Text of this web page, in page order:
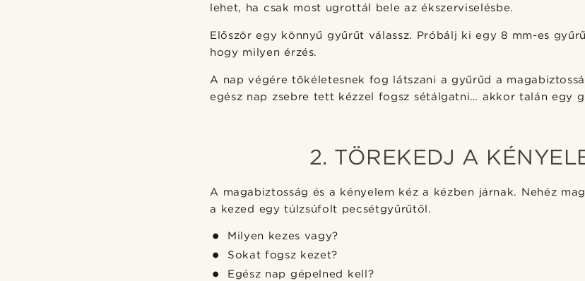
lehet, ha csak most ugrottál bele az ékszerviselésbe.
Először egy könnyű gyűrűt válassz. Próbálj ki egy 8 mm-es
hogy milyen érzés.
A nap végére tökéletesnek fog látszani a gyűrűd a
egész nap zsebre tett kézzel fogsz sétálgatni… akkor talán egy
2. TÖREKEDJ A
A magabiztosság és a kényelem kéz a kézben járnak. Nehéz
a kezed egy túlzsúfolt pecsétgyűrűtől.
Milyen kezes vagy?
Sokat fogsz kezet?
Egész nap gépelned kell?